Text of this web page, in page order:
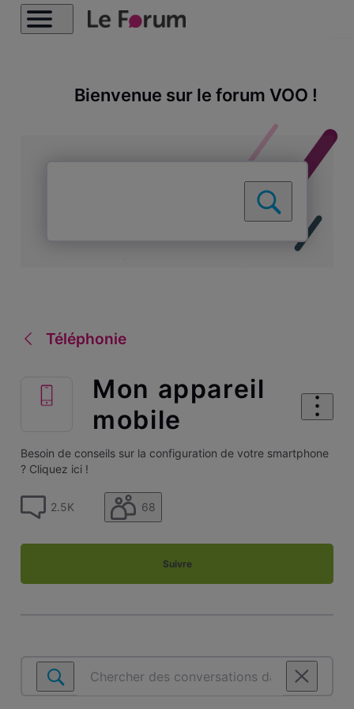
Bienvenue sur le forum VOO !
Téléphonie
Mon appareil
mobile
Besoin de conseils sur la configuration de votre smartphone
? Cliquez ici !
2.5K 68
Suivre
Chercher